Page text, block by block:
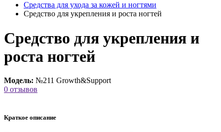
Средства для ухода за кожей и ногтями
Средство для укрепления и роста ногтей
Средство для укрепления и
роста ногтей
Модель: №211 Growth&Support
0 отзывов
Краткое описание